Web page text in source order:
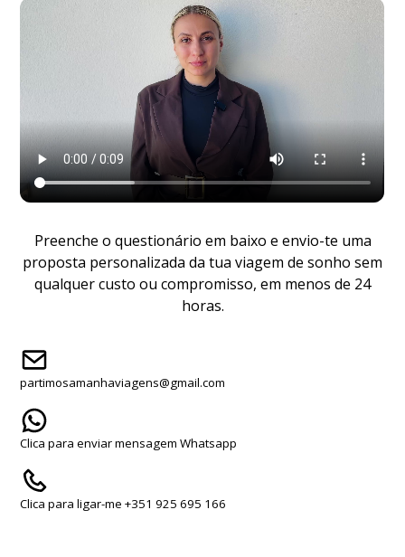
Preenche o questionário em baixo e envio-te uma
proposta personalizada da tua viagem de sonho sem
qualquer custo ou compromisso, em menos de 24
horas.
partimosamanhaviagens@gmail.com
Clica para enviar mensagem Whatsapp
Clica para ligar-me +351 925 695 166